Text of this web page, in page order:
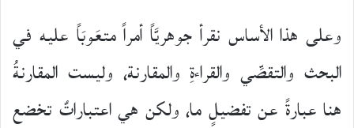
وعلى هذا الأساس نقرأ جوهريَّاً أمراً متعَوبَاً عليه في
البحث والتقصِّي والقراءةِ والمقارنة، وليست المقارنةُ
هنا عبارةً عن تفضيلٍ ما، ولكن هي اعتباراتٌ تخضع